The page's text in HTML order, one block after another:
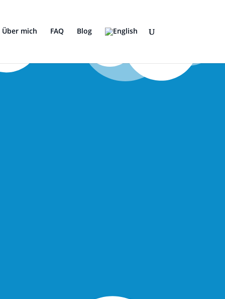
Über mich FAQ Blog